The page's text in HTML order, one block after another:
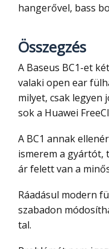
hangerővel, bass
Összegzés
A Baseus BC1-et két esetben is tudom ajánlani: ha
valaki open ear
milyet, csak legyen
sok a Huawei
A BC1 annak ellenére is meglepően jól szól, hogy
ismerem a gyártót,
ár felett van a
Ráadásul modern fülhallgató app használattal,
szabadon
tal.